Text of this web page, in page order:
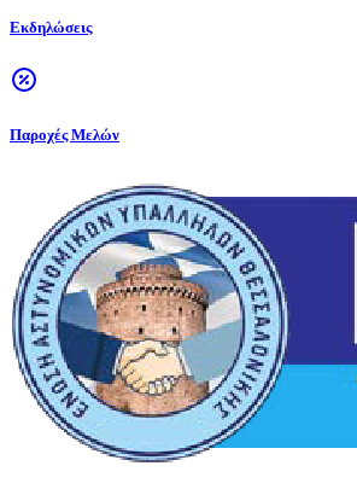
Εκδηλώσεις
Παροχές Μελών